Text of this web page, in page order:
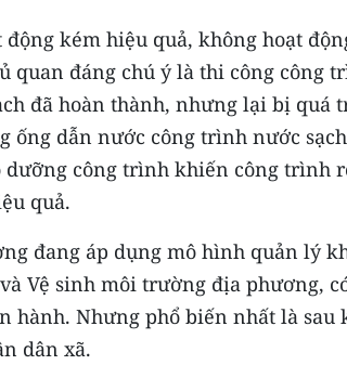
kém hiệu quả, không hoạt
quan đáng chú ý là thi công công
đã hoàn thành, nhưng lại bị quá
ống dẫn nước công trình nước
dưỡng công trình khiến công trình
quả.
đang áp dụng mô hình quản lý
Vệ sinh môi trường địa phương,
hành. Nhưng phổ biến nhất là sau
dân xã.